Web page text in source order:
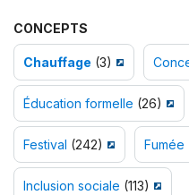
CONCEPTS
Chauffage (3)
Éducation formelle (26)
Festival (242) Fumée
Inclusion sociale (113)